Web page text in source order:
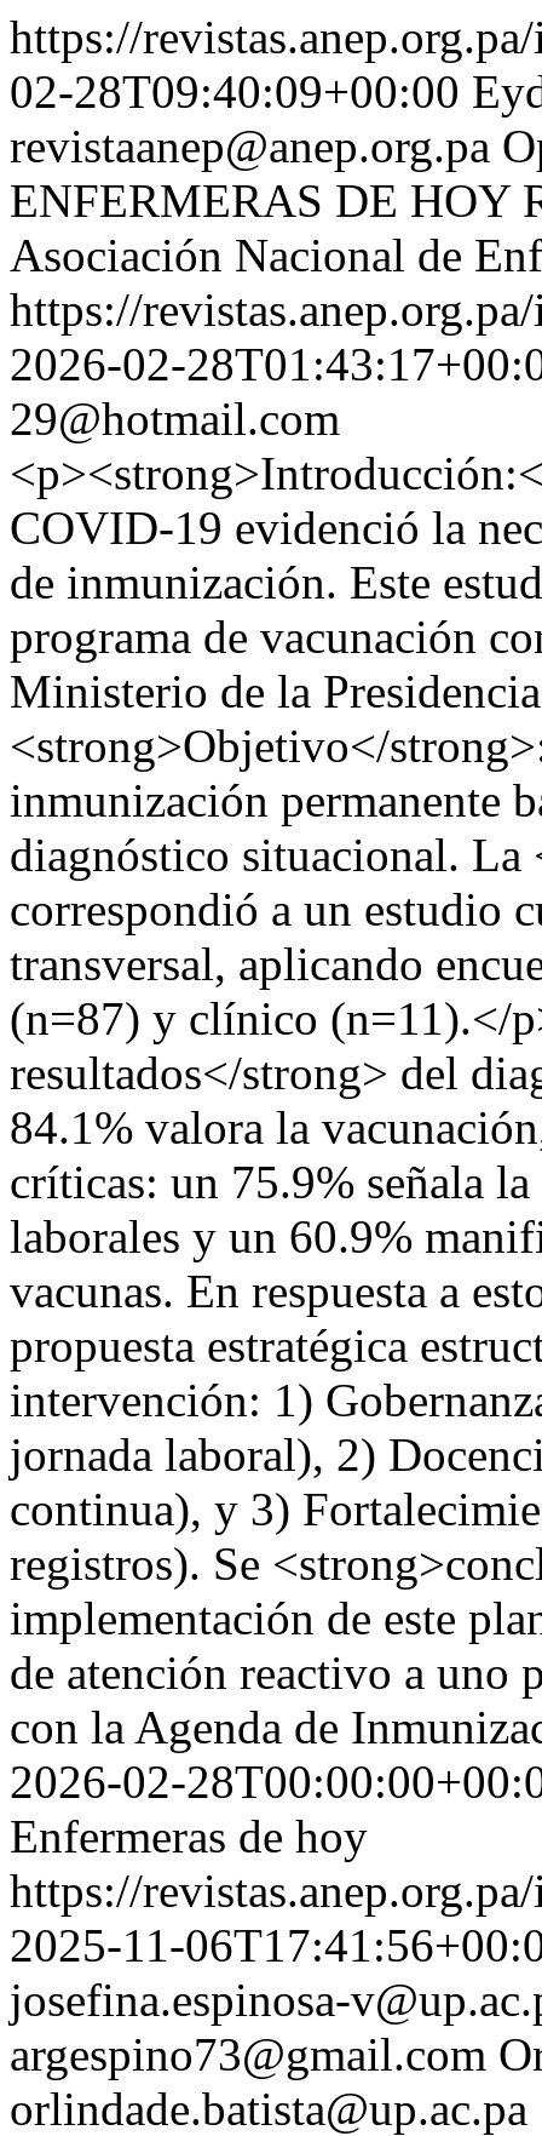
https://
02-28T09:40:09+00:00
revistaanep@anep.org.pa
ENFERMERAS DE HOY
Asociación Nacional de
https://
2026-02-
29@hotmail.com
COVID-19 evidenció la
de inmunización. Este
programa de vacunación
Ministerio de la
<strong>Objetivo</
inmunización permanente
diagnóstico situacional.
correspondió a un estudio
transversal, aplicando
(n=87) y clínico (n=11).</
resultados</strong> del
84.1% valora la
críticas: un 75.9% señala
laborales y un 60.9%
vacunas. En respuesta a
propuesta estratégica
intervención: 1)
jornada laboral), 2)
continua), y 3)
registros). Se
implementación de este
de atención reactivo a uno
con la Agenda de
2026-02-
Enfermeras de hoy
https://
2025-11-
josefina.espinosa-
argespino73@gmail.com
orlindade.batista@up.ac.pa